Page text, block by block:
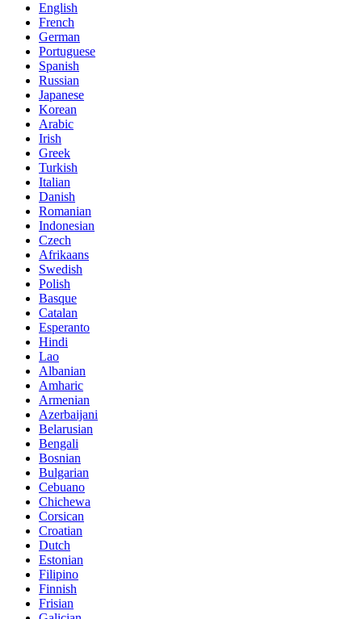
English
French
German
Portuguese
Spanish
Russian
Japanese
Korean
Arabic
Irish
Greek
Turkish
Italian
Danish
Romanian
Indonesian
Czech
Afrikaans
Swedish
Polish
Basque
Catalan
Esperanto
Hindi
Lao
Albanian
Amharic
Armenian
Azerbaijani
Belarusian
Bengali
Bosnian
Bulgarian
Cebuano
Chichewa
Corsican
Croatian
Dutch
Estonian
Filipino
Finnish
Frisian